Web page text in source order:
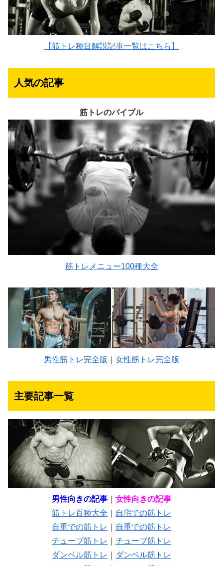
【筋トレ種目解説記事一覧はこちら】
人気の記事
筋トレのバイブル
筋トレメニュー100種大全
男性筋トレ完全版 女性筋トレ完全版
主要記事一覧
男性向きの記事
女性向きの記事
筋トレ百種大全
自宅での筋トレ
自重での筋トレ
自重での筋トレ
チューブ筋トレ
チューブ筋トレ
ダンベル筋トレ
ダンベル筋トレ